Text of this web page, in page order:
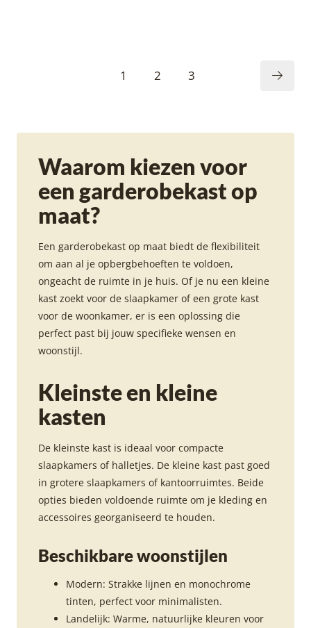
1 2 3
Waarom kiezen voor
een garderobekast op
maat?
Een garderobekast op maat biedt de flexibiliteit
om aan al je opbergbehoeften te voldoen,
ongeacht de ruimte in je huis. Of je nu een kleine
kast zoekt voor de slaapkamer of een grote kast
voor de woonkamer, er is een oplossing die
perfect past bij jouw specifieke wensen en
woonstijl.
Kleinste en kleine
kasten
De kleinste kast is ideaal voor compacte
slaapkamers of halletjes. De kleine kast past goed
in grotere slaapkamers of kantoorruimtes. Beide
opties bieden voldoende ruimte om je kleding en
accessoires georganiseerd te houden.
Beschikbare woonstijlen
Modern: Strakke lijnen en monochrome
tinten, perfect voor minimalisten.
Landelijk: Warme, natuurlijke kleuren voor